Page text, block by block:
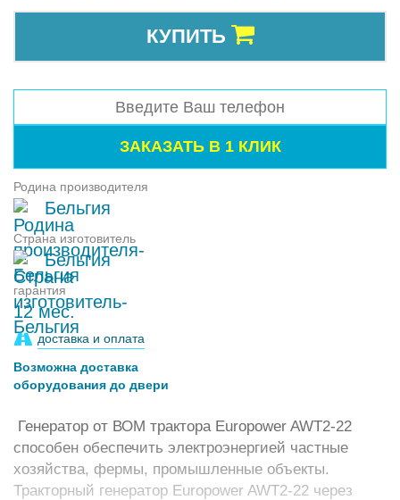
КУПИТЬ
Родина производителя
Бельгия
Страна изготовитель
Бельгия
гарантия
12 мес.
доставка и оплата
Возможна доставка
оборудования до двери
Генератор от ВОМ трактора Europower AWT2-22
способен обеспечить электроэнергией частные
хозяйства, фермы, промышленные объекты.
Тракторный генератор Europower AWT2-22 через